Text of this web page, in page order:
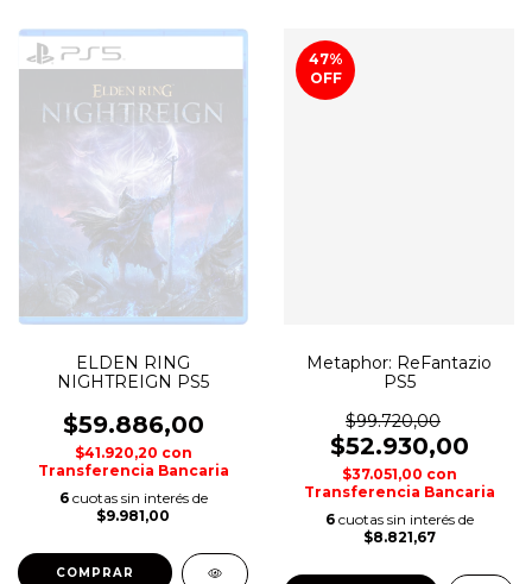
ELDEN RING
NIGHTREIGN PS5
$59.886,00
$41.920,20 con
Transferencia Bancaria
6 cuotas sin interés de
$9.981,00
COMPRAR
47%
OFF
Metaphor: ReFantazio
PS5
$99.720,00
$52.930,00
$37.051,00 con
Transferencia Bancaria
6 cuotas sin interés de
$8.821,67